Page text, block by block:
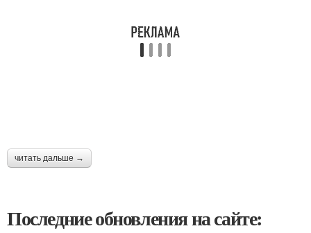
читать дальше →
Последние обновления на сайте: